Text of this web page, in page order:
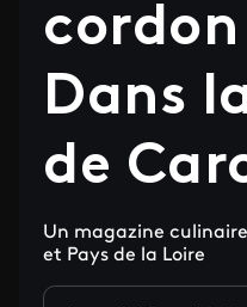
Dans
de
Un magazine
et Pays de la Loire